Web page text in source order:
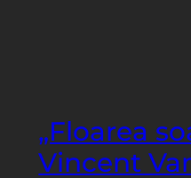
„Floarea
Vincent